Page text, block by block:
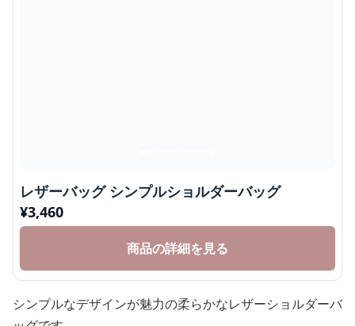
レザーバッグ シンプルショルダーバッグ
¥3,460
商品の詳細を見る
シンプルなデザインが魅力の柔らかなレザーショルダーバ